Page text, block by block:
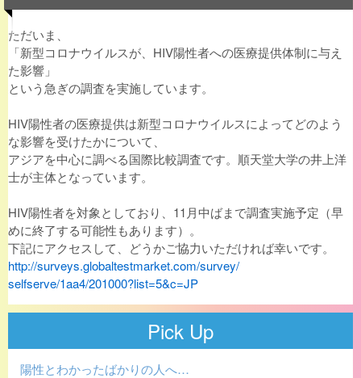
ただいま、
「新型コロナウイルスが、 HIV陽性者への医療提供体制に与え
た影響」
という急ぎの調査を実施しています。
HIV陽性者の医療提供は新型コロナウイルスによってどのよう
な影響を受けたかについて、
アジアを中心に調べる国際比較調査です。 順天堂大学の井上洋
士が主体となっています。
HIV陽性者を対象としており、11月中ばまで調査実施予定（早
めに終了する可能性もあります）。
下記にアクセスして、 どうかご協力いただければ幸いです。
http://surveys.globaltestmarket.com/survey/
selfserve/1aa4/201000?list=5&c=JP
Pick Up
陽性とわかったばかりの人へ…